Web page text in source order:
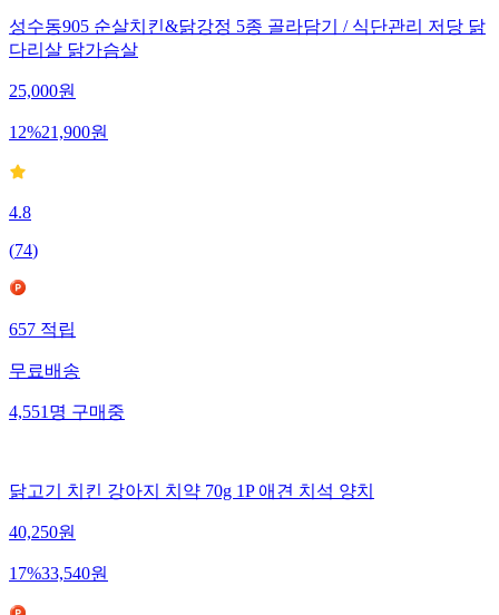
성수동905 순살치킨&닭강정 5종 골라담기 / 식단관리 저당 닭
다리살 닭가슴살
25,000원
12%21,900원
4.8
(74)
657 적립
무료배송
4,551 명 구매중
닭고기 치킨 강아지 치약 70g 1P 애견 치석 양치
40,250원
17%33,540원